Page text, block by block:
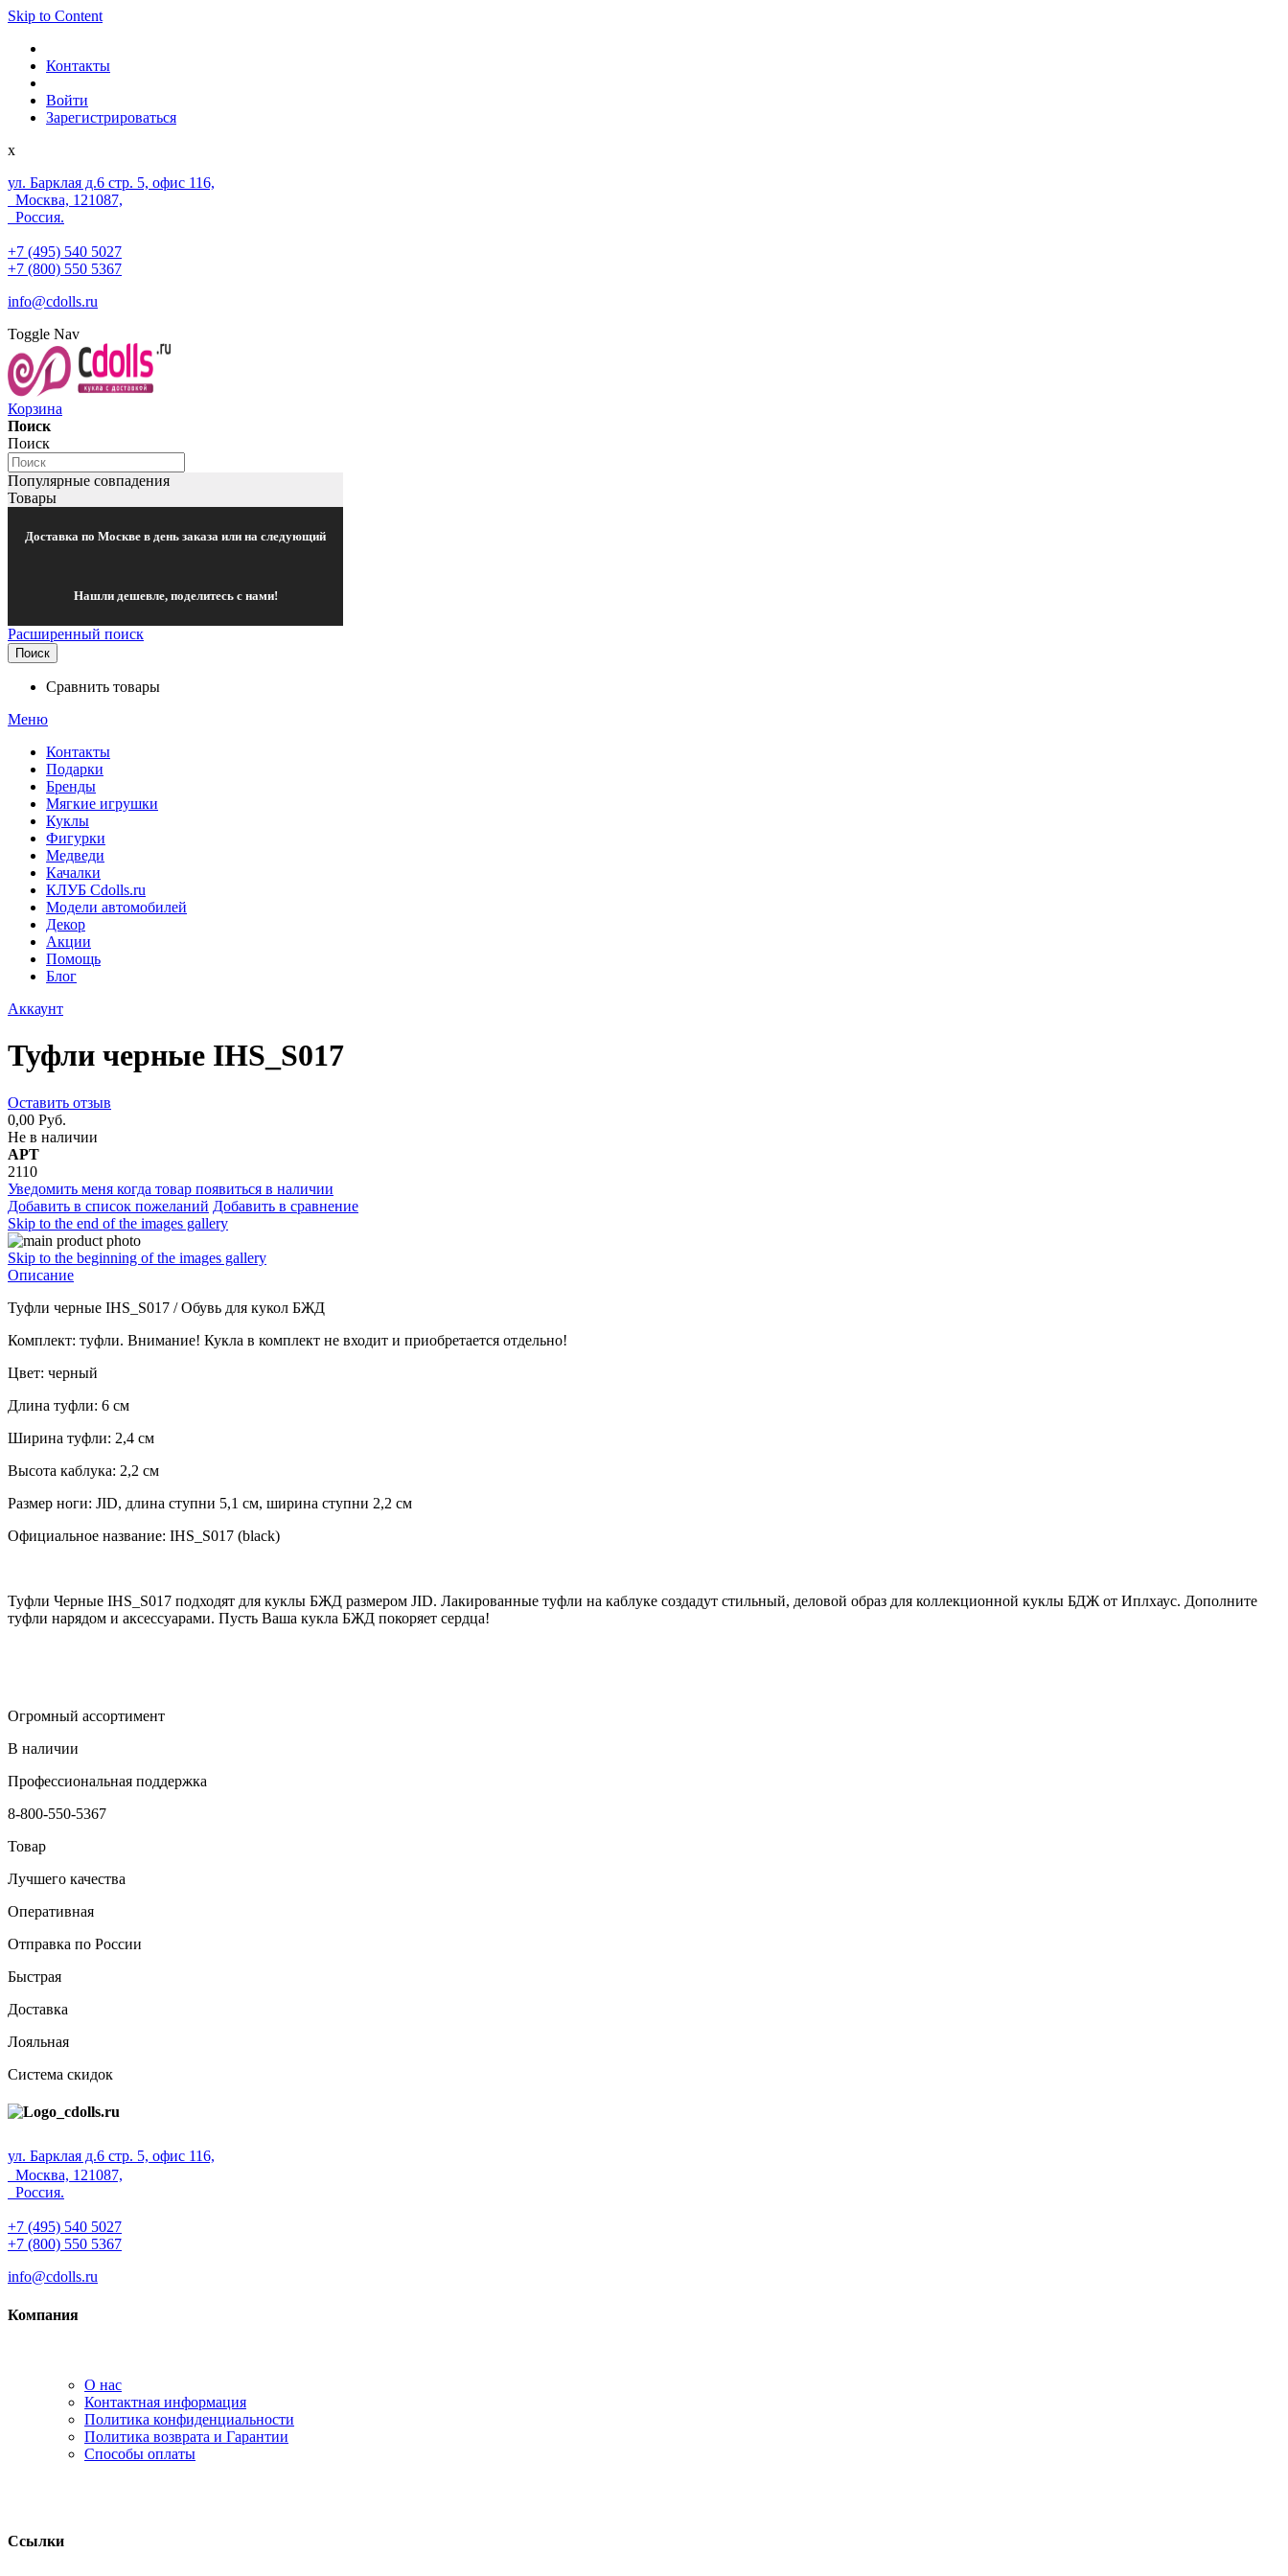
Skip to Content
Контакты
Войти
Зарегистрироваться
x
ул. Барклая д.6 стр. 5, офис 116,
Москва, 121087,
Россия.
+7 (495) 540 5027
+7 (800) 550 5367
info@cdolls.ru
Toggle Nav
Корзина
Поиск
Поиск
Популярные совпадения
Товары
Доставка по Москве в день заказа или на следующий
Нашли дешевле, поделитесь с нами!
Расширенный поиск
Поиск
Сравнить товары
Меню
Контакты
Подарки
Бренды
Мягкие игрушки
Куклы
Фигурки
Медведи
Качалки
КЛУБ Cdolls.ru
Модели автомобилей
Декор
Акции
Помощь
Блог
Аккаунт
Туфли черные IHS_S017
Оставить отзыв
0,00 Руб.
Не в наличии
АРТ
2110
Уведомить меня когда товар появиться в наличии
Добавить в список пожеланий Добавить в сравнение
Skip to the end of the images gallery
Skip to the beginning of the images gallery
Описание
Туфли черные IHS_S017 / Обувь для кукол БЖД
Комплект: туфли. Внимание! Кукла в комплект не входит и приобретается отдельно!
Цвет: черный
Длина туфли: 6 см
Ширина туфли: 2,4 см
Высота каблука: 2,2 см
Размер ноги: JID, длина ступни 5,1 см, ширина ступни 2,2 см
Официальное название: IHS_S017 (black)
Туфли Черные IHS_S017 подходят для куклы БЖД размером JID. Лакированные туфли на каблуке создадут стильный, деловой образ для коллекционной куклы БДЖ от Иплхаус. Дополните
туфли нарядом и аксессуарами. Пусть Ваша кукла БЖД покоряет сердца!
Огромный ассортимент
В наличии
Профессиональная поддержка
8-800-550-5367
Товар
Лучшего качества
Оперативная
Отправка по России
Быстрая
Доставка
Лояльная
Система скидок
ул. Барклая д.6 стр. 5, офис 116,
Москва, 121087,
Россия.
+7 (495) 540 5027
+7 (800) 550 5367
info@cdolls.ru
Компания
О нас
Контактная информация
Политика конфиденциальности
Политика возврата и Гарантии
Способы оплаты
Ссылки